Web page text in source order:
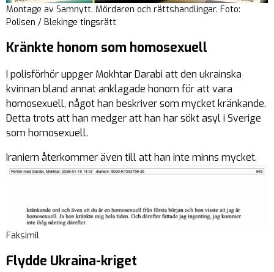
Montage av Samnytt. Mördaren och rättshandlingar. Foto:
Polisen / Blekinge tingsrätt
Kränkte honom som homosexuell
I polisförhör uppger Mokhtar Darabi att den ukrainska
kvinnan bland annat anklagade honom för att vara
homosexuell, något han beskriver som mycket kränkande.
Detta trots att han medger att han har sökt asyl i Sverige
som homosexuell.
Iraniern återkommer även till att han inte minns mycket.
Faksimil
Flydde Ukraina-kriget